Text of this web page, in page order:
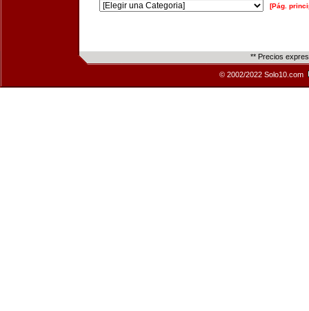
[Pág.
** Precios
© 2002/2022 Solo10.com